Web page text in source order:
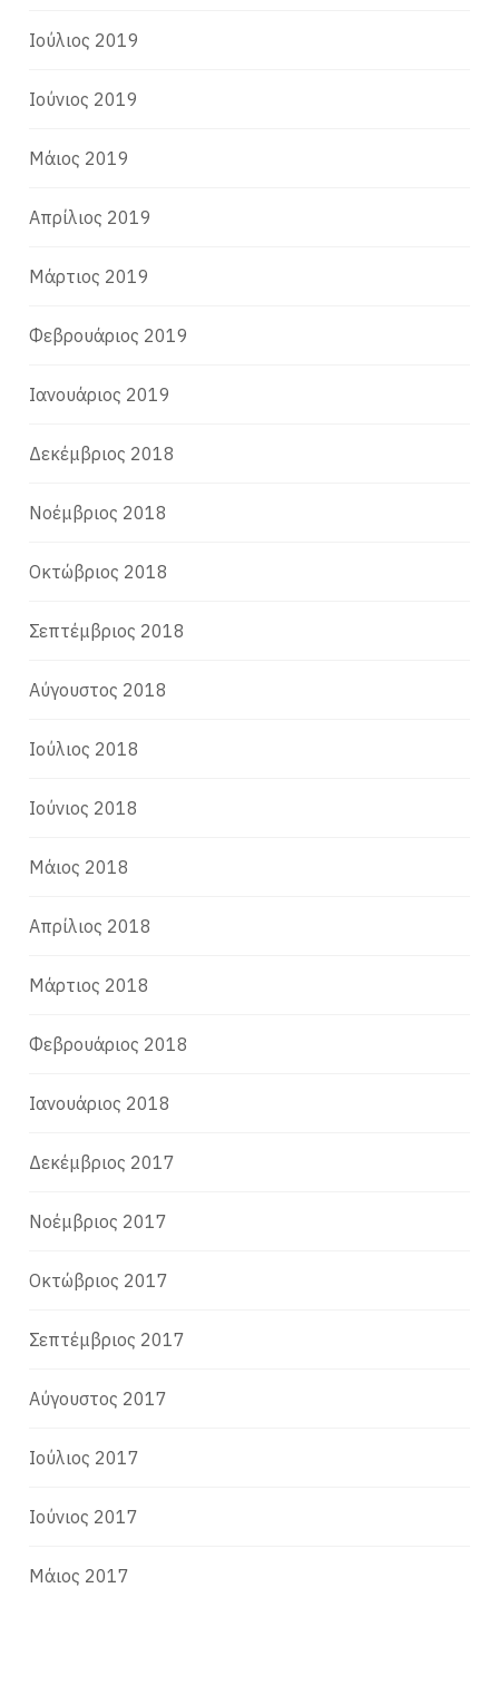
Ιούλιος 2019
Ιούνιος 2019
Μάιος 2019
Απρίλιος 2019
Μάρτιος 2019
Φεβρουάριος 2019
Ιανουάριος 2019
Δεκέμβριος 2018
Νοέμβριος 2018
Οκτώβριος 2018
Σεπτέμβριος 2018
Αύγουστος 2018
Ιούλιος 2018
Ιούνιος 2018
Μάιος 2018
Απρίλιος 2018
Μάρτιος 2018
Φεβρουάριος 2018
Ιανουάριος 2018
Δεκέμβριος 2017
Νοέμβριος 2017
Οκτώβριος 2017
Σεπτέμβριος 2017
Αύγουστος 2017
Ιούλιος 2017
Ιούνιος 2017
Μάιος 2017